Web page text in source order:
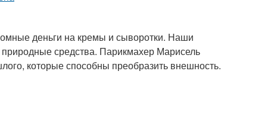
деньги на кремы и сыворотки. Наши
средства. Парикмахер Марисель
которые способны преобразить внешность.